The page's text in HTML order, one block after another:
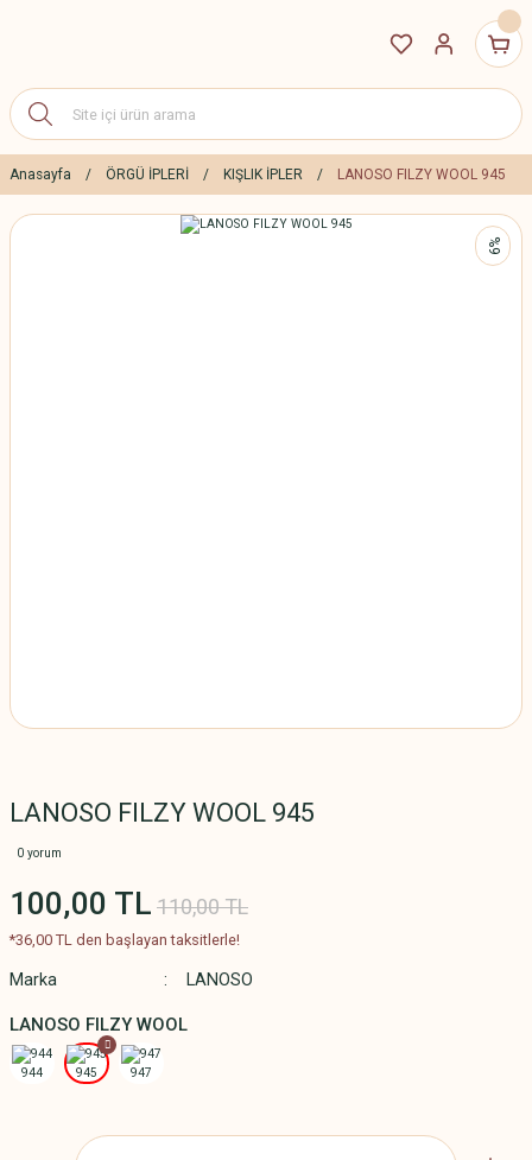
Anasayfa ÖRGÜ İPLERİ KIŞLIK İPLER LANOSO FILZY WOOL 945
%9
LANOSO FILZY WOOL 945
0 yorum
100,00 TL 110,00 TL
*36,00 TL den başlayan taksitlerle!
Marka LANOSO
LANOSO FILZY WOOL